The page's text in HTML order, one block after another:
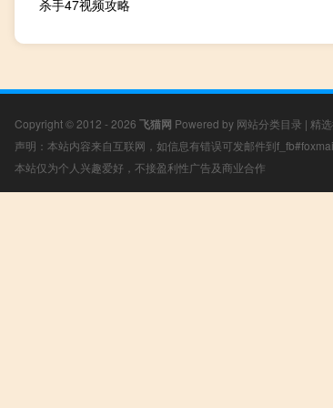
杀手47视频攻略
Copyright © 2012 - 2026 飞猫网 Powered by 网站分类目录 | 精
声明：本站内容来自互联网，如信息有错误可发邮件到
本站仅为个人兴趣爱好，不接盈利性广告及商业合作